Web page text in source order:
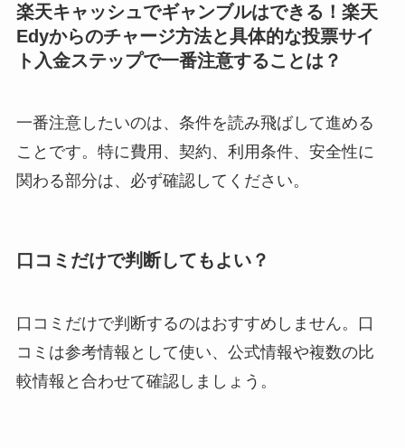
楽天キャッシュでギャンブルはできる！楽天
Edyからのチャージ方法と具体的な投票サイ
ト入金ステップで一番注意することは？
一番注意したいのは、条件を読み飛ばして進める
ことです。特に費用、契約、利用条件、安全性に
関わる部分は、必ず確認してください。
口コミだけで判断してもよい？
口コミだけで判断するのはおすすめしません。口
コミは参考情報として使い、公式情報や複数の比
較情報と合わせて確認しましょう。